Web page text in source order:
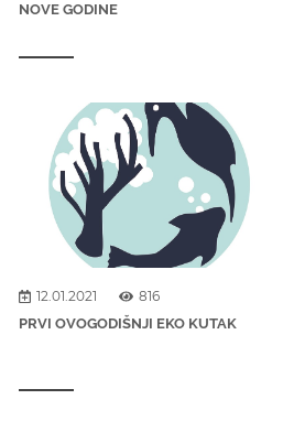
NOVE GODINE
12.01.2021
816
PRVI OVOGODIŠNJI EKO KUTAK